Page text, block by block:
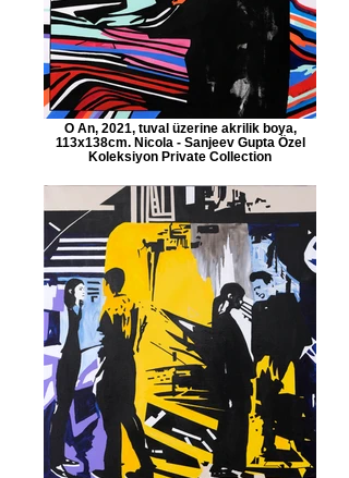
O An, 2021, tuval üzerine akrilik boya,
113x138cm. Nicola - Sanjeev Gupta Özel
Koleksiyon Private Collection